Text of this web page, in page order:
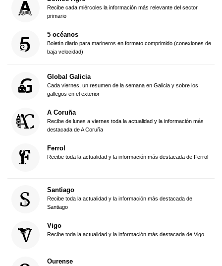
Recibe cada miércoles la información más relevante del sector
primario
5 océanos
Boletín diario para marineros en formato comprimido (conexiones de
baja velocidad)
Global Galicia
Cada viernes, un resumen de la semana en Galicia y sobre los
gallegos en el exterior
A Coruña
Recibe de lunes a viernes toda la actualidad y la información más
destacada de A Coruña
Ferrol
Recibe toda la actualidad y la información más destacada de Ferrol
Santiago
Recibe toda la actualidad y la información más destacada de
Santiago
Vigo
Recibe toda la actualidad y la información más destacada de Vigo
Ourense